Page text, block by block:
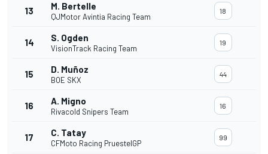
13 M. Bertelle
QJMotor Avintia Racing Team
18
14 S. Ogden
VisionTrack Racing Team
19
15 D. Muñoz
BOE SKX
44
16 A. Migno
Rivacold Snipers Team
16
17 C. Tatay
CFMoto Racing PruestelGP
99